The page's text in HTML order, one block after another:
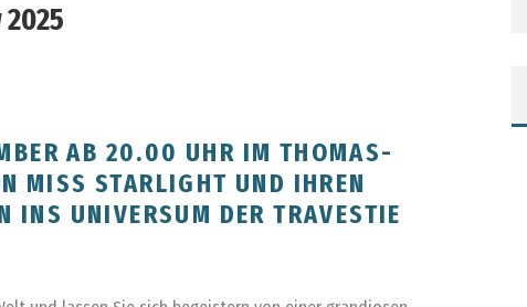
AB 20.00 UHR IM THOMAS-
MISS STARLIGHT UND IHREN
INS UNIVERSUM DER TRAVESTIE